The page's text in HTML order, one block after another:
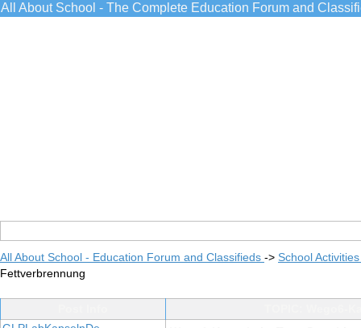
All About School - The Complete Education Forum and
All About School - Education Forum and Classifieds -> School
Fettverbrennung